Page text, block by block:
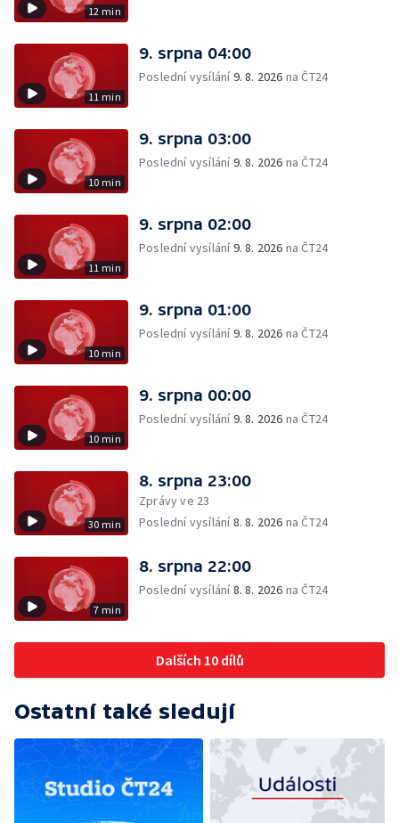
12 min
11 min
9. srpna 04:00
Poslední vysílání9. 8. 2026 na ČT24
10 min
9. srpna 03:00
Poslední vysílání9. 8. 2026 na ČT24
11 min
9. srpna 02:00
Poslední vysílání9. 8. 2026 na ČT24
10 min
9. srpna 01:00
Poslední vysílání9. 8. 2026 na ČT24
10 min
9. srpna 00:00
Poslední vysílání9. 8. 2026 na ČT24
30 min
8. srpna 23:00
Zprávy ve 23
Poslední vysílání8. 8. 2026 na ČT24
7 min
8. srpna 22:00
Poslední vysílání8. 8. 2026 na ČT24
Dalších 10 dílů
Ostatní také sledují